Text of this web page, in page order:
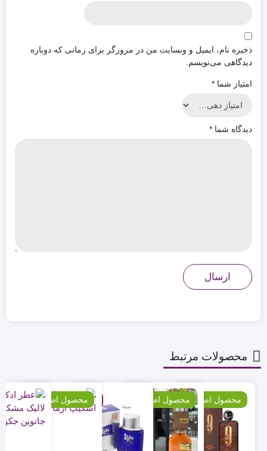
ذخیره نام، ایمیل و وبسایت من در مرورگر برای زمانی که دوباره
دیدگاهی می‌نویسم.
امتیاز شما *
دیدگاه شما *
محصولات مرتبط
٪12محصول اصلی محصول اصلی ٪17 ٪10محصول اصلی